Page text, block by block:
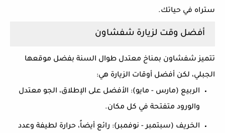
ستراه في حياتك.
أفضل وقت لزيارة شفشاون
تتميز شفشاون بمناخ معتدل طوال السنة بفضل موقعها
الجبلي، لكن أفضل أوقات الزيارة هي:
الربيع (مارس - مايو): الأفضل على الإطلاق، الجو معتدل
والورود متفتحة في كل مكان.
الخريف (سبتمبر - نوفمبر): رائع أيضاً، حرارة لطيفة وعدد